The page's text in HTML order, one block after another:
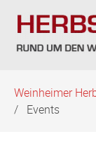
überspringen
Weinheimer
Events